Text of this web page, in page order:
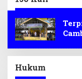
Infrastruktur
Hukum